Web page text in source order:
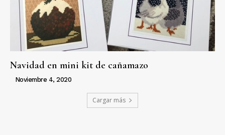
Navidad en mini kit de cañamazo
Noviembre 4, 2020
Cargar más